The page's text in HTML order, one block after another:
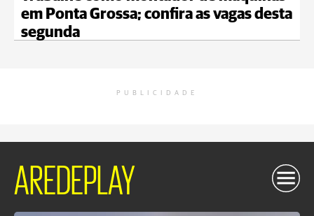
em Ponta Grossa; confira as vagas desta
segunda
PUBLICIDADE
AREDEPLAY